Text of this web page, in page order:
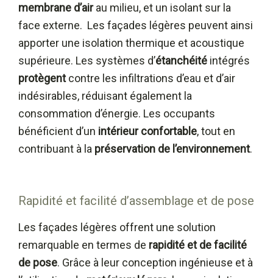
membrane d’airau milieu, et un isolant sur la
face externe. Les façades légères peuvent ainsi
apporter une isolation thermique et acoustique
supérieure. Les systèmes d’étanchéité intégrés
protègentcontre les infiltrations d’eau et d’air
indésirables, réduisant également la
consommation d’énergie. Les occupants
bénéficient d’un intérieur confortable, tout en
contribuant à la préservation de l’environnement.
Rapidité et facilité d’assemblage et de pose
Les façades légères offrent une solution
remarquable en termes de rapidité et de facilité
de pose. Grâce à leur conception ingénieuse et à